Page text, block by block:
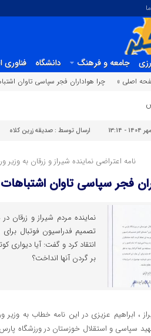
جامعه و فرهنگ دانشگاه فناوری
اصلی » چرا هواداران فجر سپاسی تاوان
ارسال توسط : صدیقه زرین کلاه
نامه اعتراضی نماینده شیراز و زرقان به وزیر
فجر سپاسی تاوان اشتباهات
نماینده مردم شیراز و زرقان
تصمیم فدراسیون فوتبال
انتقاد کرد و گفت: آیا دیواری
بر گردن آنها انداخت؟
، ابراهیم عزیزی در این نامه خطاب به
سپاسی و استقلال خوزستان در ورزشگاه